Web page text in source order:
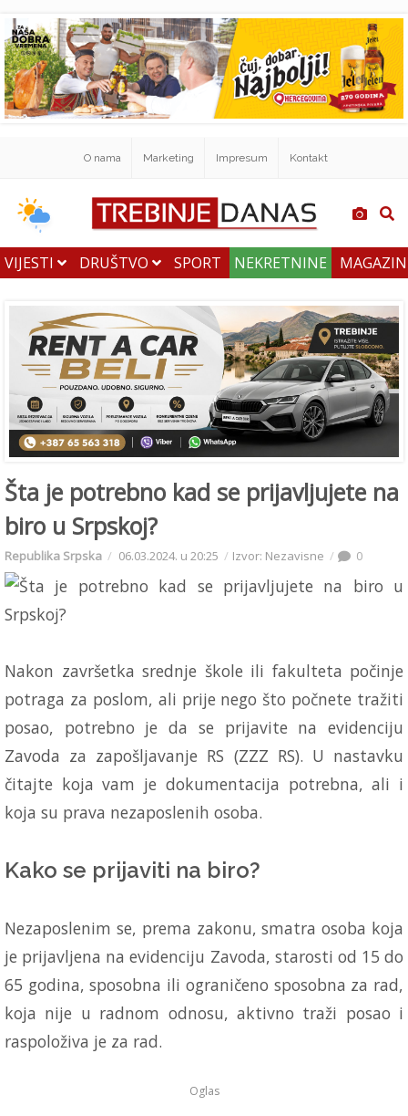
O nama Marketing Impresum Kontakt
VIJESTI DRUŠTVO SPORT NEKRETNINE
Šta je potrebno kad se prijavljujete na
biro u Srpskoj?
Republika Srpska 06.03.2024. u 20:25 Izvor: Nezavisne 0
Nakon završetka srednje škole ili fakulteta počinje
potraga za poslom, ali prije nego što počnete tražiti
posao, potrebno je da se prijavite na evidenciju
Zavoda za zapošljavanje RS (ZZZ RS). U nastavku
čitajte koja vam je dokumentacija potrebna, ali i
koja su prava nezaposlenih osoba.
Kako se prijaviti na biro?
Nezaposlenim se, prema zakonu, smatra osoba koja
je prijavljena na evidenciju Zavoda, starosti od 15 do
65 godina, sposobna ili ograničeno sposobna za rad,
koja nije u radnom odnosu, aktivno traži posao i
raspoloživa je za rad.
Oglas